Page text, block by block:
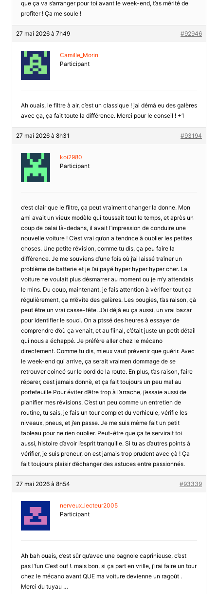
que ça va s’arranger pour toi avant le week-end, t’as mérité de
profiter ! Ça me soule !
27 mai 2026 à 7h49 #92946
Camille_Morin
Participant
Ah ouais, le filtre à air, c’est un classique ! jai démà eu des galères
avec ça, ça fait toute la différence. Merci pour le conseil ! +1
27 mai 2026 à 8h31 #93194
koi2980
Participant
c’est clair que le filtre, ça peut vraiment changer la donne. Mon
ami avait un vieux modèle qui toussait tout le temps, et après un
coup de balai là-dedans, il avait l’impression de conduire une
nouvelle voiture ! C’est vrai qu’on a tendnce à oublier les petites
choses. Une petite révision, comme tu dis, ça peu faire la
différence. Je me souviens d’une fois où j’ai laissé traîner un
problème de batterie et je l’ai payé hyper hyper hyper cher. La
voiture ne voulait plus désmarrer au moment ou je m’y attendais
le mins. Du coup, maintenant, je fais attention à vérifoer tout ça
régulièrement, ça m’évite des galères. Les bougies, t’as raison, çà
peut être un vrai casse-tête. J’ai déjà eu ça aussi, un vrai bazar
pour identifier le souci. On a ptssé des heures à essayer de
comprendre d’où ça venait, et au fiinal, c’était juste un petit détail
qui nous a échappé. Je préfère aller chez le mécano
directement. Comme tu dis, mieux vaut prévenir que guérir. Avec
le week-end qui arrive, ça serait vraimen dommage de se
retrouver coincé sur le bord de la route. En plus, t’as raison, faire
réparer, cest jamais donnè, et ça fait toujours un peu mal au
portefeuille Pour éviter d’être trop à l’arrache, j’essaie aussi de
planifier mes révisions. C’est un peu comme un entretien de
routine, tu sais, je fais un tour complet du verhicule, vérifie les
niveaux, pneus, et j’en passe. Je me suis même fait un petit
tableau pour ne rien oublier. Peut-être que ça te servirait toi
aussi, histoire d’avoir l’esprit tranquille. Si tu as d’autres points à
vérifier, je suis preneur, on est jamais trop prudent avec çà ! Ça
fait toujours plaisir d’échanger des astuces entre passionnés.
27 mai 2026 à 8h54 #93339
nerveux_lecteur2005
Participant
Ah bah ouais, c’est sûr qu’avec une bagnole caprinieuse, c’est
pas l’fun C’est ouf !. mais bon, si ça part en vrille, j’irai faire un tour
chez le mécano avant QUE ma voiture devienne un ragoût .
Merci du tuyau …